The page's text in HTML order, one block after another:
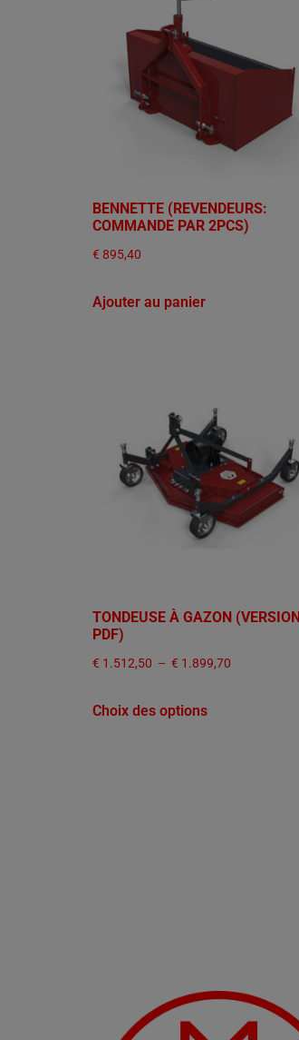
BENNETTE (REVENDEURS:
COMMANDE PAR 2PCS)
€ 895,40
Ajouter au panier
TONDEUSE À GAZON (VERSION
PDF)
€ 1.512,50 – € 1.899,70
Choix des options